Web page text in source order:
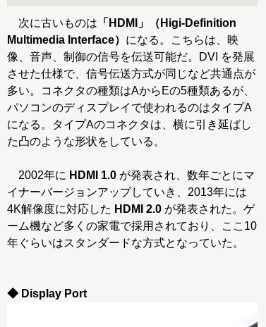
次に古いものは 「HDMI」（Higi-Definition
Multimedia Interface） になる。こちらは、映
像、音声、制御の信号を伝送可能だ。DVI を発展
させた仕様で、信号伝送方式が同じなど共通点が
多い。コネクタの種類はAからEの5種類あるが、
パソコンのディスプレイで使われるのはタイプA
になる。タイプAのコネクタは、横に引き延ばし
た凸のような形状をしている。
2002年に HDMI 1.0 が発表され、数年ごとにマ
イナーバージョンアップしていき、2013年には
4K解像度に対応した HDMI 2.0 が発表された。ゲ
ーム機など多くの家電で採用されており、ここ10
年ぐらいはスタンダードな方式となっていた。
◆ Display Port